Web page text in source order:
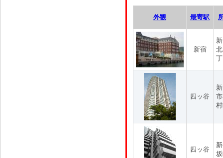
外観 最寄駅
新宿
四ッ谷
四ッ谷